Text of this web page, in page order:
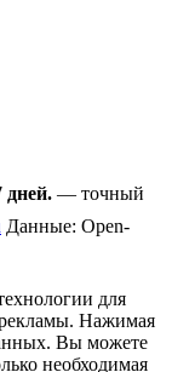
дней. — точный
Данные: Open-
для
Нажимая
Вы можете
необходимая